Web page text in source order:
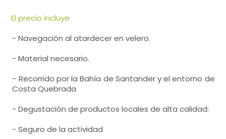
El precio incluye
- Navegación al atardecer en velero.
- Material necesario.
- Recorrido por la Bahía de Santander y el entorno de
Costa Quebrada
- Degustación de productos locales de alta calidad:
- Seguro de la actividad